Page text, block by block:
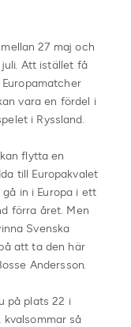
27 maj och
juli. Att istället få
vara en fördel i
i Ryssland.
flytta en
till Europakvalet
in i Europa i ett
förra året. Men
Svenska
att ta den här
Andersson.
på plats 22 i
kvalsommar så